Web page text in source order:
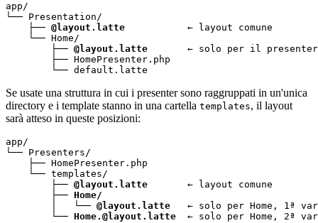
app/
└── Presentation/
    ├──
@layout.latte
           ← layout comune
    └── Home/
        ├──
@layout.latte
← solo per il
        ├── HomePresenter.php
        └── default.latte
Se usate una struttura in cui i presenter sono raggruppati in un'unica
directory e i template stanno in una cartella templates, il layout
sarà atteso in queste posizioni:
app/
└── Presenters/
    ├── HomePresenter.php
    └── templates/
        ├──
@layout.latte
       ← layout comune
        ├──
Home/
        │   └──
@layout.latte
← solo per Home, 1ª
        └──
Home.@layout.latte
← solo per Home, 2ª